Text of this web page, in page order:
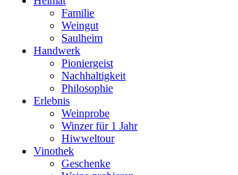
Familie
Weingut
Saulheim
Handwerk
Pioniergeist
Nachhaltigkeit
Philosophie
Erlebnis
Weinprobe
Winzer für 1 Jahr
Hiwweltour
Vinothek
Geschenke